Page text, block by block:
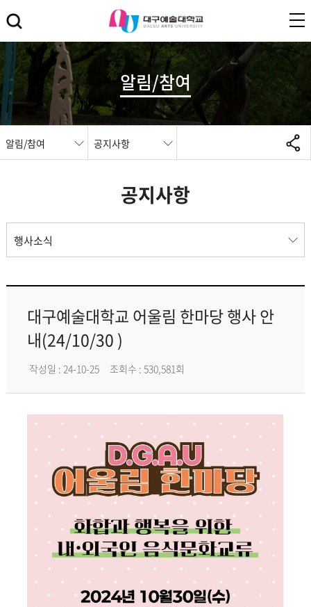
알림/참여
알림/참여 공지사항
공지사항
행사소식
대구예술대학교 어울림 한마당 행사 안
내(24/10/30 )
작성일 : 24-10-25 조회수 : 530,581회